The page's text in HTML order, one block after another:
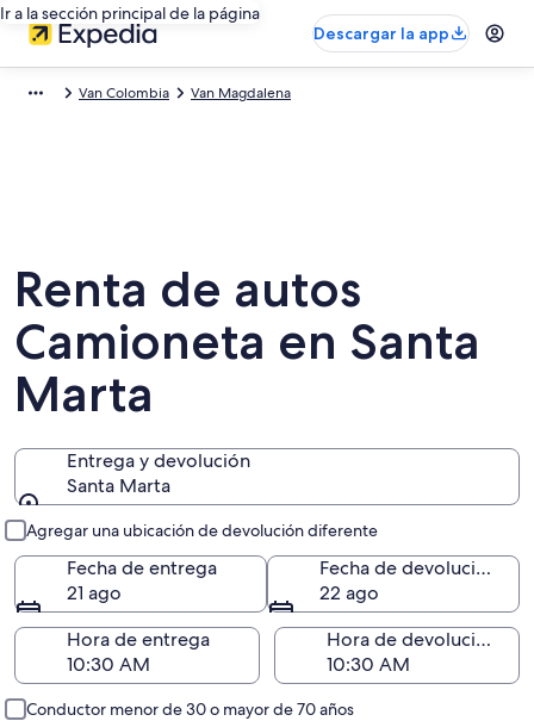
Ir a la sección principal de la página
Descargar la app
Van Colombia Van Magdalena
Renta de autos
Camioneta en Santa
Marta
Entrega y devolución
Santa Marta
Agregar una ubicación de devolución diferente
Fecha de entrega
21 ago
Fecha de devolución
22 ago
Hora de entrega
Hora de devolución
Conductor menor de 30 o mayor de 70 años